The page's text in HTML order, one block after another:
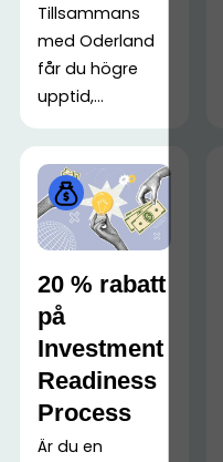
Tillsammans
med Oderland
får du högre
upptid,...
20 % rabatt
på
Investment
Readiness
Process
Är du en